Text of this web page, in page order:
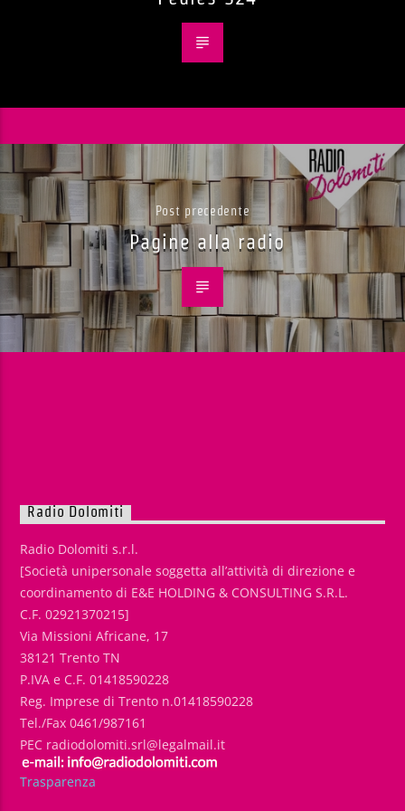
Post precedente
Pagine alla radio
Radio Dolomiti
Radio Dolomiti s.r.l.
[Società unipersonale soggetta all’attività di direzione e
coordinamento di E&E HOLDING & CONSULTING S.R.L.
C.F. 02921370215]
Via Missioni Africane, 17
38121 Trento TN
P.IVA e C.F. 01418590228
Reg. Imprese di Trento n.01418590228
Tel./Fax 0461/987161
PEC radiodolomiti.srl@legalmail.it
Trasparenza